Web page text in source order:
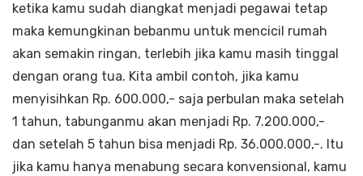
ketika kamu sudah diangkat menjadi pegawai tetap
maka kemungkinan bebanmu untuk mencicil rumah
akan semakin ringan, terlebih jika kamu masih tinggal
dengan orang tua. Kita ambil contoh, jika kamu
menyisihkan Rp. 600.000,- saja perbulan maka setelah
1 tahun, tabunganmu akan menjadi Rp. 7.200.000,-
dan setelah 5 tahun bisa menjadi Rp. 36.000.000,-. Itu
jika kamu hanya menabung secara konvensional, kamu